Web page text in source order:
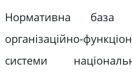
Нормативна база
організаційно-
системи